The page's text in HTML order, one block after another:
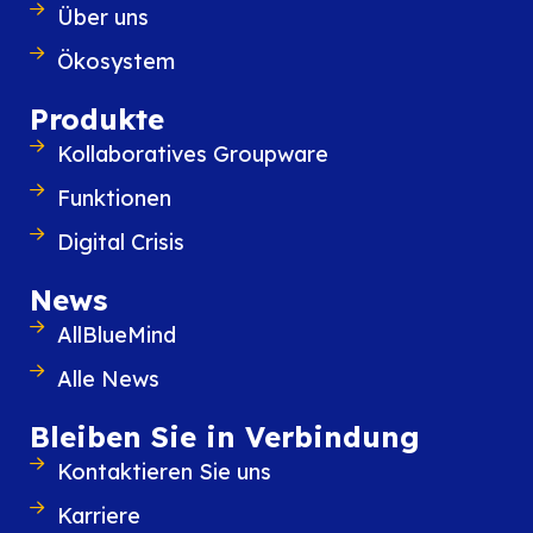
Zugriffsmöglichkeiten (Outlook, Webmail,
Mobilgeräte) im eigenen Tempo zu
Ausstieg aus Outlook ohne Funktionsverlust
Genau hier ist Souveränität nicht länger nur ein
Schlagwort, sondern Realität.
Über uns
Ökosystem
Produkte
Kollaboratives Groupware
Funktionen
Digital Crisis
News
AllBlueMind
Alle News
Bleiben Sie in Verbindung
Kontaktieren Sie uns
Karriere